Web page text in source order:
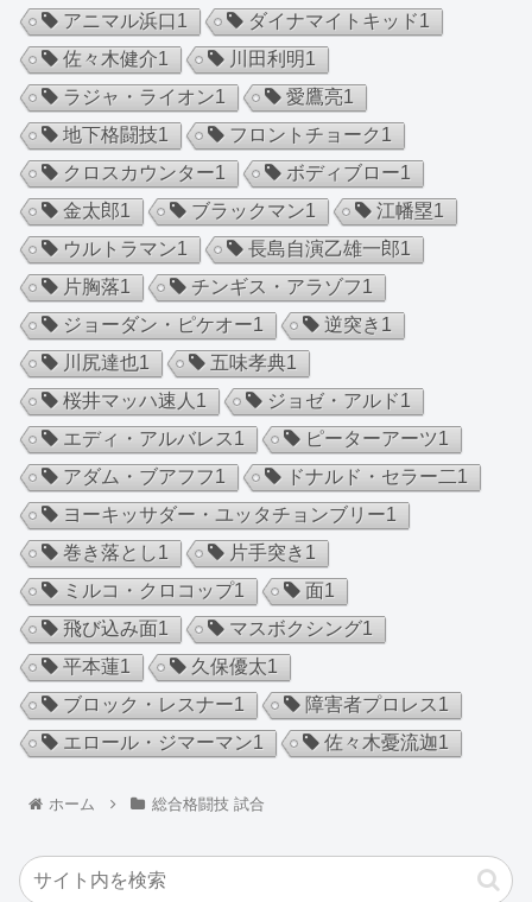
アニマル浜口 1 ダイナマイトキッド1
佐々木健介1 川田利明1
ラジャ・ライオン1 愛鷹亮1
地下格闘技1 フロントチョーク1
クロスカウンター1 ボディブロー1
金太郎1 ブラックマン1 江幡塁1
ウルトラマン1 長島自演乙雄一郎1
片胸落1 チンギス・アラゾフ1
ジョーダン・ピケオー1 逆突き 1
川尻達也1 五味孝典1
桜井マッハ速人 1 ジョゼ・アルド1
エディ・アルバレス1 ピーターアーツ1
アダム・ブアフフ1 ドナルド・セラー二1
ヨーキッサダー・ユッタチョンブリー1
巻き落とし1 片手突き 1
ミルコ・クロコップ1 面1
飛び込み面1 マスボクシング1
平本蓮1 久保優太1
ブロック・レスナー1 障害者プロレス1
エロール・ジマーマン1 佐々木憂流迦1
ホーム 総合格闘技 試合